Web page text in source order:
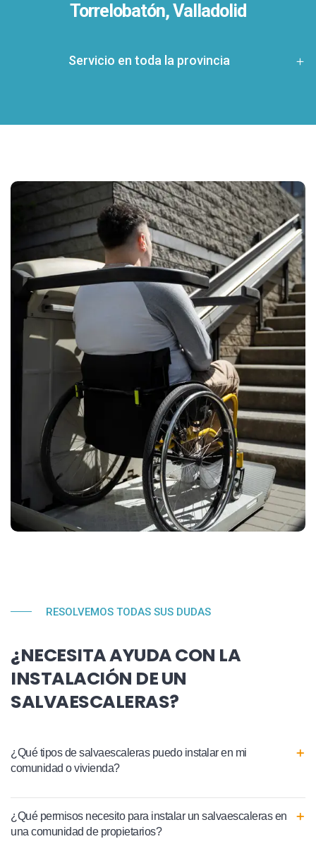
Torrelobatón, Valladolid
Servicio en toda la provincia
RESOLVEMOS TODAS SUS DUDAS
¿NECESITA AYUDA CON LA
INSTALACIÓN DE UN
SALVAESCALERAS?
¿Qué tipos de salvaescaleras puedo instalar en mi
comunidad o vivienda?
¿Qué permisos necesito para instalar un salvaescaleras en
una comunidad de propietarios?